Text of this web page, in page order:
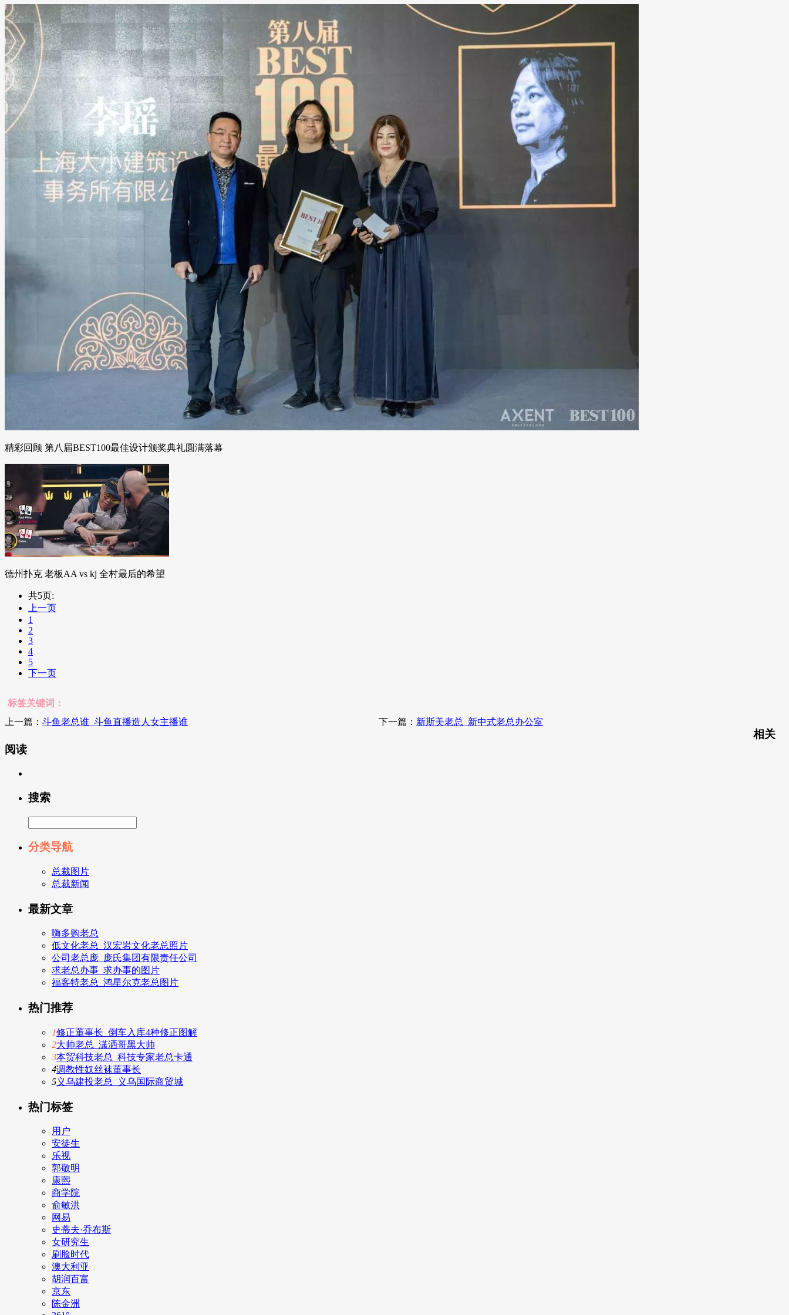
精彩回顾 第八届BEST100最佳设计颁奖典礼圆满落幕
德州扑克 老板AA vs kj 全村最后的希望
共5页:
上一页
1
2
3
4
5
下一页
标签关键词：
上一篇： 斗鱼老总谁_斗鱼直播造人女主播谁 下一篇： 新斯美老总_新中式老总办公室
相关
阅读
搜索
分类导航
总裁图片
总裁新闻
最新文章
嗨多购老总
低文化老总_汉宏岩文化老总照片
公司老总庞_庞氏集团有限责任公司
求老总办事_求办事的图片
福客特老总_鸿星尔克老总图片
热门推荐
1修正董事长_倒车入库4种修正图解
2大帅老总_潇洒哥黑大帅
3本贸科技老总_科技专家老总卡通
4调教性奴丝袜董事长
5义乌建投老总_义乌国际商贸城
热门标签
用户
安徒生
乐视
郭敬明
康熙
商学院
俞敏洪
网易
史蒂夫·乔布斯
女研究生
刷脸时代
澳大利亚
胡润百富
京东
陈金洲